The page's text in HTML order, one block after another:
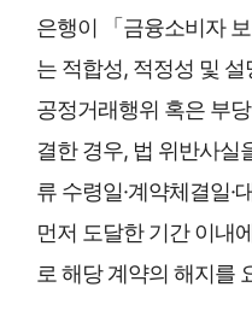
은행이 「금융소비자
는 적합성, 적정성 및
공정거래행위 혹은 부
결한 경우, 법 위반사실
류 수령일·계약체결일·
먼저 도달한 기간 이내
로 해당 계약의 해지를